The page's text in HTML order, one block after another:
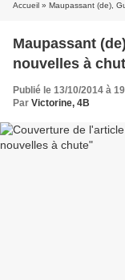
Accueil » Maupassant (de),
Maupassant
nouvelles à
Publié le 13/10/2014 à
Par Victorine, 4B